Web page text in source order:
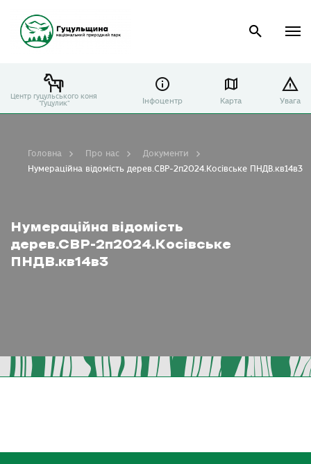
Центр гуцульського коня
"Гуцулик"
Інфоцентр Карта Увага
Нумераційна відомість
дерев.СВР-2п2024.Косівське
ПНДВ.кв14в3
Головна Про нас
Документи
Нумераційна відомість дерев.СВР-2п2024.Косівське ПНДВ.кв14в3